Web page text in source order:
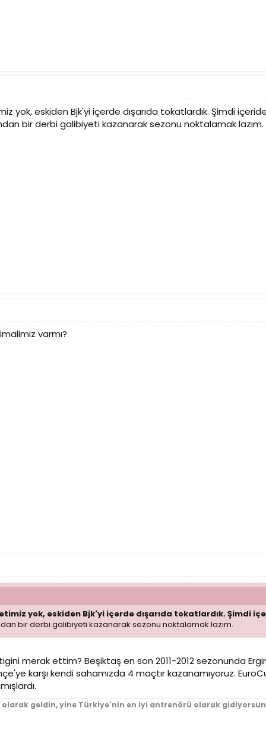
yok, eskiden Bjk'yi içerde dışarıda tokatlardık. Şimdi
bir derbi galibiyeti kazanarak sezonu noktalamak lazım.
varmı?
yok, eskiden Bjk'yi içerde dışarıda tokatlardık. Şimdi
bir derbi galibiyeti kazanarak sezonu noktalamak lazım.
merak ettim? Beşiktaş en son 2011-2012 sezonunda
karşı kendi sahamızda 4 maçtır kazanamıyoruz.
geldin, yine Türkiye'nin en iyi antrenörü olarak